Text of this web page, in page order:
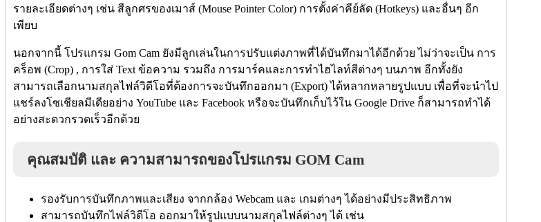
รายละเอียดต่างๆ เช่น สีลูกศรของเมาส์ (Mouse Pointer Color) การตั้งค่าคีย์ลัด (Hotkeys) และอื่นๆ อีก
เพียบ
นอกจากนี้ โปรแกรม Gom Cam ยังมีลูกเล่นในการปรับแต่งภาพที่ได้บันทึกมาได้อีกด้วย ไม่ว่าจะเป็น การ
คร็อพ (Crop) , การใส่ Text ข้อความ รวมถึง การมาร์คและการทำไฮไลท์สีต่างๆ บนภาพ อีกทั้งยัง
สามารถเลือกนามสกุลไฟล์วิดีโอที่ต้องการจะบันทึกออกมา (Export) ได้หลากหลายรูปแบบ เพื่อที่จะนำไป
แชร์ลงโซเชียลมีเดียอย่าง YouTube และ Facebook หรือจะบันทึกเก็บไว้ใน Google Drive ก็สามารถทำได้
อย่างสะดวกรวดเร็วอีกด้วย
คุณสมบัติ และ ความสามารถของโปรแกรม GOM Cam
รองรับการบันทึกภาพและเสียง จากกล้อง Webcam และ เกมต่างๆ ได้อย่างมีประสิทธิภาพ
สามารถบันทึกไฟล์วิดีโอ ออกมาให้รูปแบบนามสกุลไฟล์ต่างๆ ได้ เช่น